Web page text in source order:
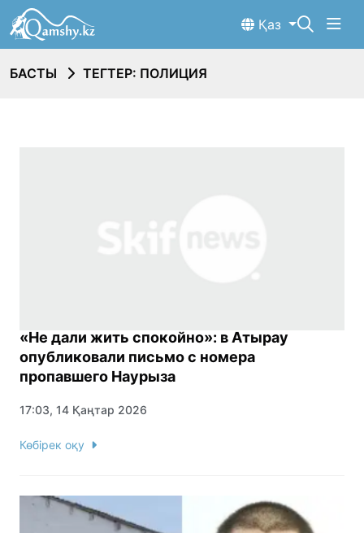
Қаз
БАСТЫ ТЕГТЕР: ПОЛИЦИЯ
«Не дали жить спокойно»: в Атырау
опубликовали письмо с номера
пропавшего Наурыза
17:03, 14 Қаңтар 2026
Көбірек оқу